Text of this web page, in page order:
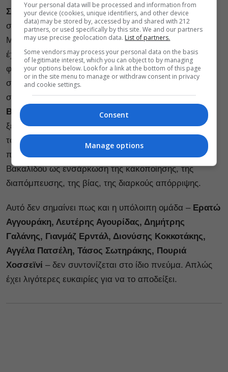
Στέλιο Τυριακίδη, σε μια στέρεη και καθαρή ερμηνεία
στο ρόλο της αλλοτριωμένης από σκληρότητα
Μυρσίνης. ΤηνΕλεωνόρα Αντωνιάδουπου ως Ελένη
έχει περάσει τον τρομακτικό σκόπελο της αλλαγής
φύλου αλλά και πάλι βρίσκεται εγκλωβισμένη στο
σχήμα μιας «διεστραμμένης πουτάνας». Και φυσικά
στον
Δημήτρη Παπάζογλουκαι τηνΜπέττυ
Βακαλίδου
που ανεβαίνοντας στη σκηνή του Cartel
ξέρουν πολύ καλά για ποιο πράγμα μιλάνε – ως όψεις
του ίδιου νομίσματος: Ο Παπάζογλου ως αφηγητής της
παιγνιώδους πλευράς του queer ερωτισμού. Και η
Βακαλίδου ως ενσάρκωση της κακοποίησης, της
διαπόμπευσης, της βίας, της διαρκούς απόρριψης.
Αυτό δεν σημαίνει πως και η υπόλοιπη ομάδα – Ερατώ
Αγγουράκη, Λευτέρης Αγουρίδας, Δημήτρης
Γαλάνης, Γιανμάζ Ερντάλ, Διονύσης Κοκκοτάκης,
Αγγέλα Πατσέλη, Τάσος Σωτηράκης, Πουριά
Χοσσεϊνί – δεν συντονίζεται στο ίδιο πνεύμα. Απλώς
έχει λιγότερες ευκαιρίες για να το αποδείξει.
Your personal data will be processed and information from
your device (cookies, unique identifiers, and other device
data) may be stored by, accessed by and shared with 212
partners, or used specifically by this site. We and our partners
may use precise geolocation data. List of partners.
Some vendors may process your personal data on the basis
of legitimate interest, which you can object to by managing
your options below. Look for a link at the bottom of this page
or in the site menu to manage or withdraw consent in privacy
and cookie settings.
Consent
Manage options